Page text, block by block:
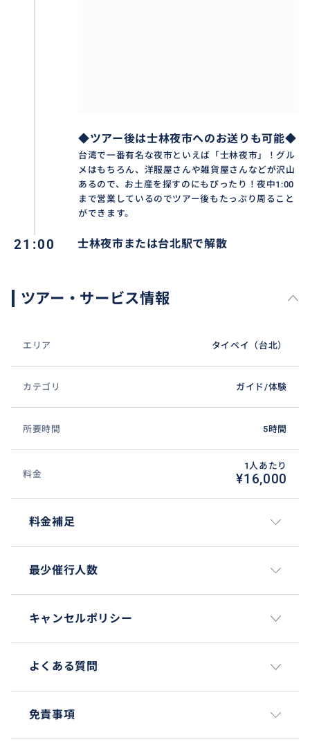
◆ツアー後は士林夜市へのお送りも可能◆
台湾で一番有名な夜市といえば「士林夜市」！グル
メはもちろん、洋服屋さんや雑貨屋さんなどが沢山
あるので、お土産を探すのにもぴったり！夜中1:00
まで営業しているのでツアー後もたっぷり周ること
ができます。
21:00 士林夜市または台北駅で解散
ツアー・サービス情報
エリア タイペイ（台北）
カテゴリ ガイド/体験
所要時間 5時間
料金
1人あたり
¥16,000
料金補足
最少催行人数
キャンセルポリシー
よくある質問
免責事項